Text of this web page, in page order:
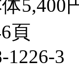
5,400
頁
1226-3